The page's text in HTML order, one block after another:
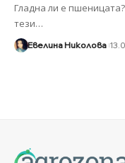
Гладна ли е
тези…
Евелина Николова